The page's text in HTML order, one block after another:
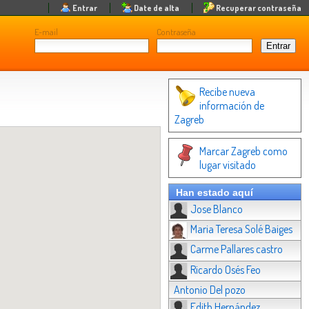
E-mail Contraseña
Entrar Date de alta Recuperar contraseña
Recibe nueva
información de
Zagreb
Marcar Zagreb como
lugar visitado
Han estado aquí
Jose Blanco
Maria Teresa Solé Baiges
Carme Pallares castro
Ricardo Osés Feo
Antonio Del pozo